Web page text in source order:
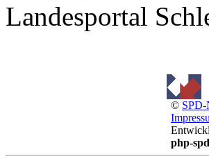
Landesportal
©
php-